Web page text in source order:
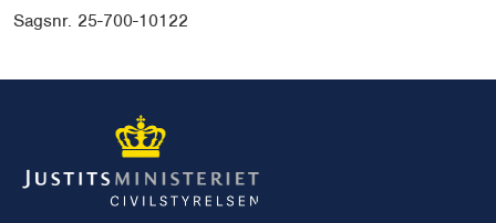
Sagsnr. 25-700-10122